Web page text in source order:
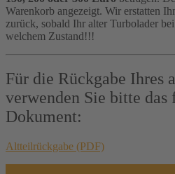
Warenkorb angezeigt. Wir erstatten
zurück, sobald Ihr alter Turbolader
welchem Zustand!!!
Für die Rückgabe Ihres
verwenden Sie bitte das
Dokument:
Altteilrückgabe (PDF)